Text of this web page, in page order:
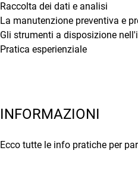
Raccolta dei dati e analisi
La manutenzione preventiva e
Gli strumenti a disposizione
Pratica esperienziale
INFORMAZIONI
Ecco tutte le info pratiche per